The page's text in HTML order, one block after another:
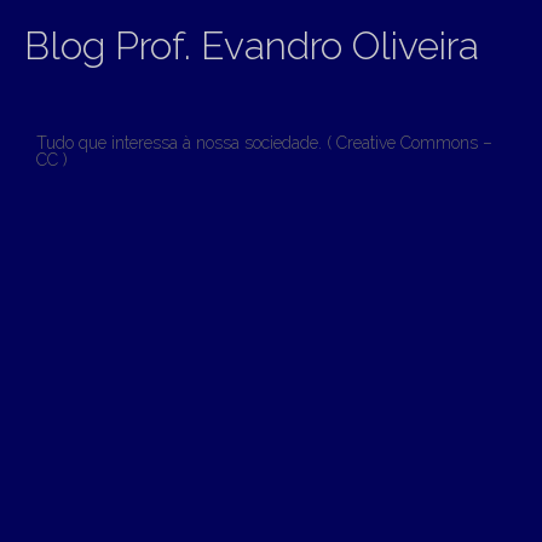
Blog Prof. Evandro Oliveira
Tudo que interessa à nossa sociedade. ( Creative Commons –
CC )